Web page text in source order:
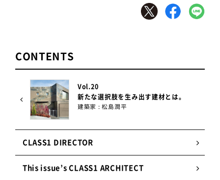
CONTENTS
Vol.20
新たな選択肢を生み出す建材とは。
建築家 : 松島潤平
CLASS1 DIRECTOR
This issue’s CLASS1 ARCHITECT